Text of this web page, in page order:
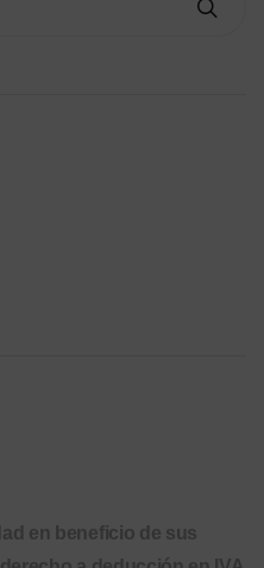
en beneficio de sus